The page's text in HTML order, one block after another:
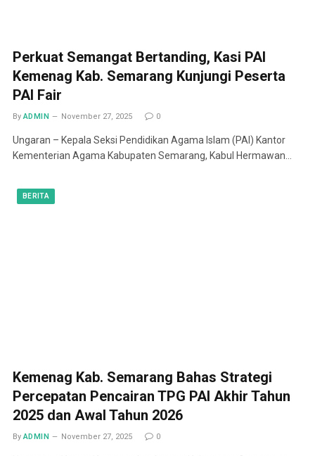
Perkuat Semangat Bertanding, Kasi PAI
Kemenag Kab. Semarang Kunjungi Peserta
PAI Fair
By ADMIN November 27, 2025 0
Ungaran – Kepala Seksi Pendidikan Agama Islam (PAI) Kantor
Kementerian Agama Kabupaten Semarang, Kabul Hermawan…
BERITA
Kemenag Kab. Semarang Bahas Strategi
Percepatan Pencairan TPG PAI Akhir Tahun
2025 dan Awal Tahun 2026
By ADMIN November 27, 2025 0